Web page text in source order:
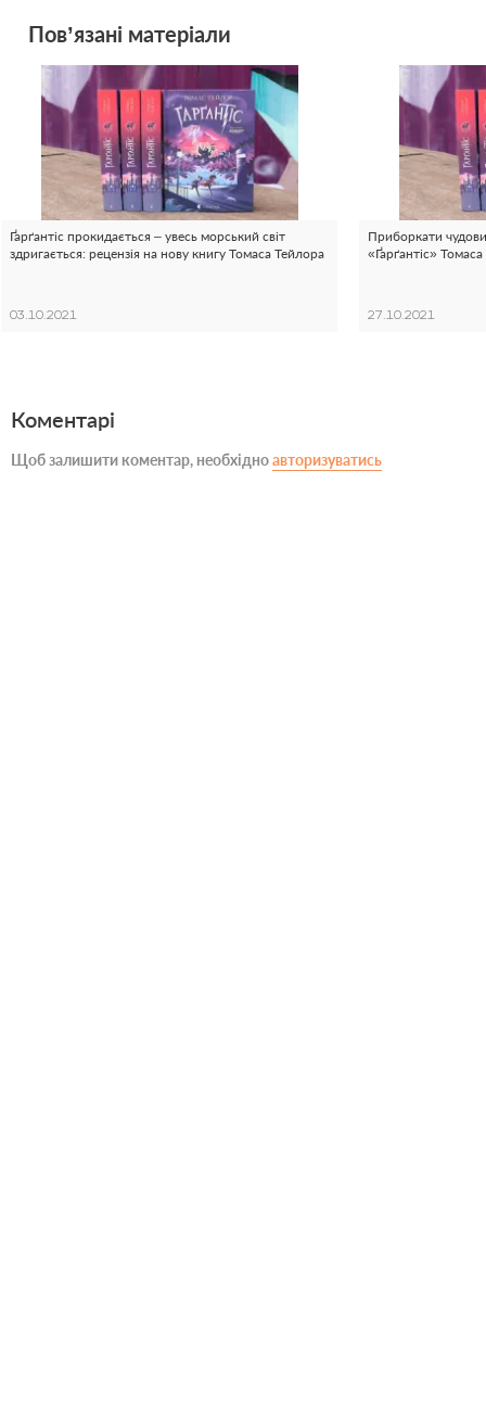
Пов’язані матеріали
Ґарґантіс прокидається – увесь морський світ
здригається: рецензія на нову книгу Томаса Тейлора
03.10.2021
Приборкати
«Ґарґантіс»
27.10.2021
Коментарі
Щоб залишити коментар, необхідноавторизуватись